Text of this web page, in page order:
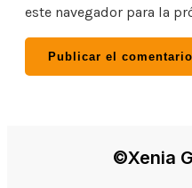
este navegador para la
©Xenia